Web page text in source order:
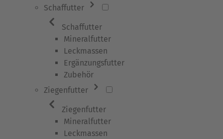
Schaffutter
Schaffutter
Mineralfutter
Leckmassen
Ergänzungsfutter
Zubehör
Ziegenfutter
Ziegenfutter
Mineralfutter
Leckmassen